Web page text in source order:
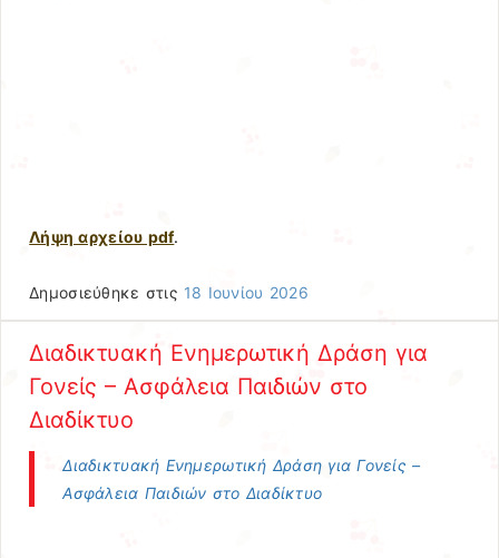
Λήψη αρχείου pdf.
Δημοσιεύθηκε στις 18 Ιουνίου 2026
Διαδικτυακή Ενημερωτική Δράση για
Γονείς – Ασφάλεια Παιδιών στο
Διαδίκτυο
Διαδικτυακή Ενημερωτική Δράση για Γονείς –
Ασφάλεια Παιδιών στο Διαδίκτυο